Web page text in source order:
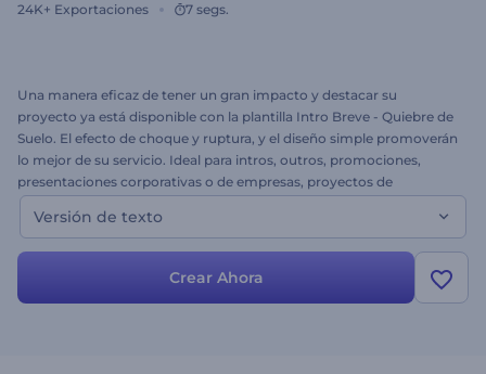
24K+ Exportaciones 7 segs.
Una manera eficaz de tener un gran impacto y destacar su
proyecto ya está disponible con la plantilla Intro Breve - Quiebre de
Suelo. El efecto de choque y ruptura, y el diseño simple promoverán
lo mejor de su servicio. Ideal para intros, outros, promociones,
presentaciones corporativas o de empresas, proyectos de
negocios, canales de YouTube, aperturas para eventos especiales y
mucho más. Disponible en dos versiones. Esta es la versión de
Versión de texto
Crear Ahora